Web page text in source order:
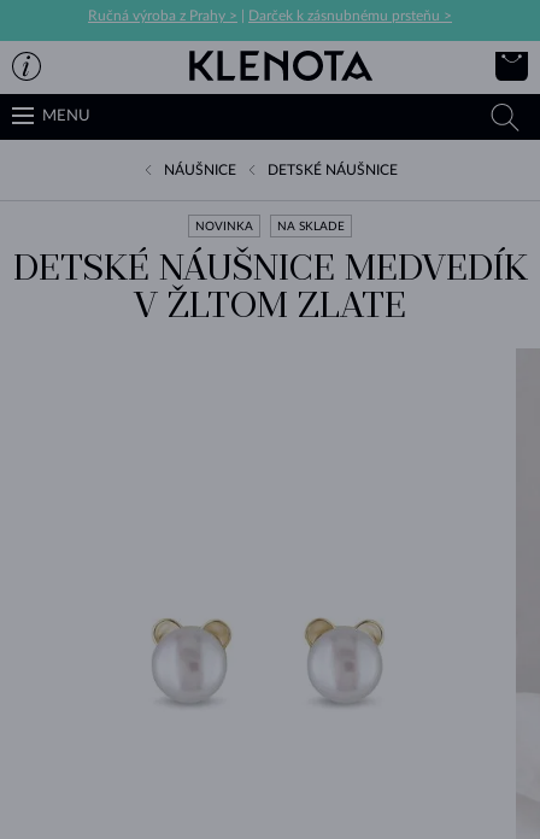
Ručná výroba z Prahy > Darček k zásnubnému prsteňu >
MENU
NÁUŠNICE DETSKÉ NÁUŠNICE
NOVINKA NA SKLADE
DETSKÉ NÁUŠNICE MEDVEDÍK
V ŽLTOM ZLATE